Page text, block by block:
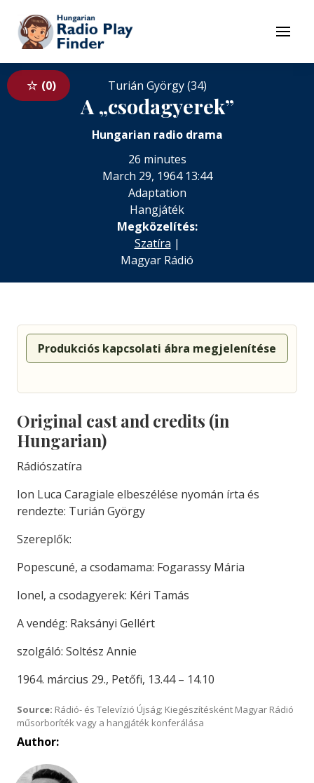
To contents
Menu
0 Turián György (34)
A „csodagyerek”
Hungarian radio drama
26 minutes
March 29, 1964 13:44
Adaptation
Hangjáték
Megközelítés:
Szatíra |
Magyar Rádió
Produkciós kapcsolati ábra megjelenítése
Original cast and credits (in
Hungarian)
Rádiószatíra
Ion Luca Caragiale elbeszélése nyomán írta és
rendezte: Turián György
Szereplők:
Popescuné, a csodamama: Fogarassy Mária
Ionel, a csodagyerek: Kéri Tamás
A vendég: Raksányi Gellért
szolgáló: Soltész Annie
1964. március 29., Petőfi, 13.44 – 14.10
Source: Rádió- és Televízió Újság; Kiegészítésként Magyar Rádió
műsorboríték vagy a hangjáték konferálása
Author: